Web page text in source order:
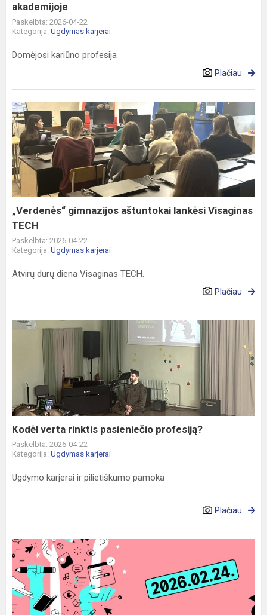
akademijoje
Paskelbta: 2026-04-22
Kategorija: Ugdymas karjerai
Domėjosi kariūno profesija
Plačiau
„Verdenės“
gimnazijos
aštuntokai
lankėsi
Visaginas
TECH
„Verdenės“ gimnazijos aštuntokai lankėsi Visaginas
TECH
Paskelbta: 2026-04-22
Kategorija: Ugdymas karjerai
Atvirų durų diena Visaginas TECH.
Plačiau
Kodėl
pasieniečio
profesiją?
Kodėl verta rinktis pasieniečio profesiją?
Paskelbta: 2026-04-22
Kategorija: Ugdymas karjerai
Ugdymo karjerai ir pilietiškumo pamoka
Plačiau
Gimnazistai
lankėsi
Lietuvos
„AUKŠTŲJŲ
MOKYKLŲ